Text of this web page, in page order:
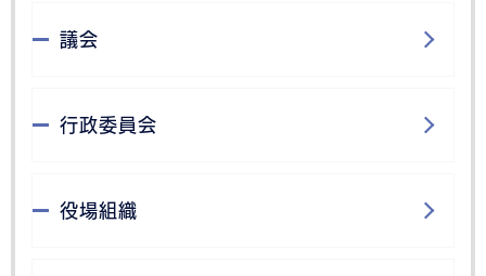
議会
行政委員会
役場組織